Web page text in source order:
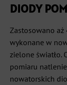
DIODY
Zastosowano
wykonane w
zielone światło.
pomiaru
nowatorskich